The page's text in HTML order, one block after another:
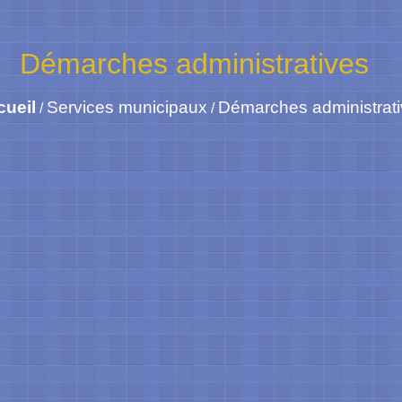
Démarches administratives
/ Services municipaux / Démarches